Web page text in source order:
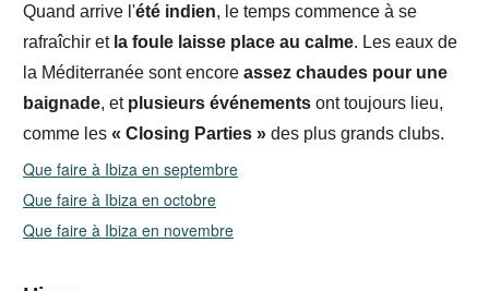
Quand arrive l'été indien, le temps commence à se
rafraîchir etla foule laisse place au calme. Les eaux de
la Méditerranée sont encore assez chaudes pour une
baignade, etplusieurs événements ont toujours lieu,
comme les « Closing Parties » des plus grands clubs.
Que faire à Ibiza en septembre
Que faire à Ibiza en octobre
Que faire à Ibiza en novembre